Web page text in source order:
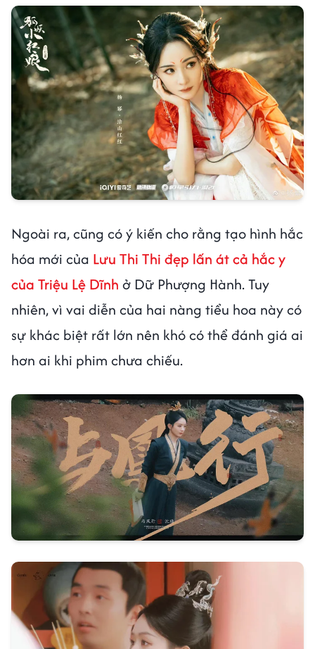
Ngoài ra, cũng có ý kiến cho rằng tạo hình hắc
hóa mới của Lưu Thi Thi đẹp lấn át cả hắc y
của Triệu Lệ Dĩnh ở Dữ Phượng Hành. Tuy
nhiên, vì vai diễn của hai nàng tiểu hoa này có
sự khác biệt rất lớn nên khó có thể đánh giá ai
hơn ai khi phim chưa chiếu.